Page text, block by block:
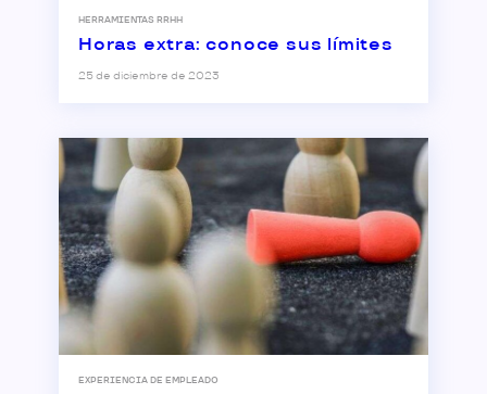
HERRAMIENTAS RRHH
Horas extra: conoce sus límites
25 de diciembre de 2023
EXPERIENCIA DE EMPLEADO